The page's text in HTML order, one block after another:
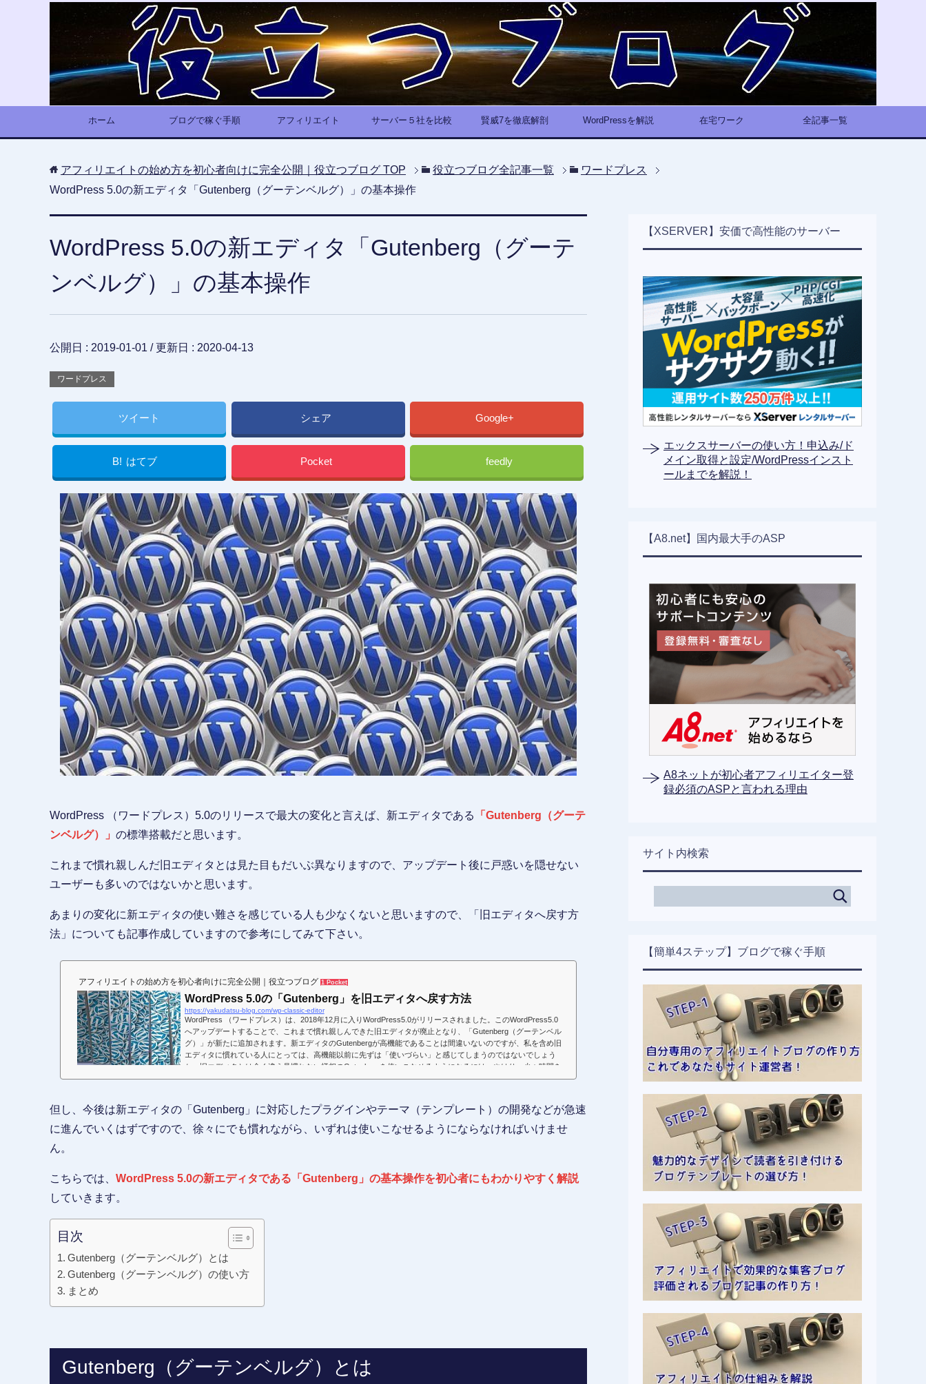
ホーム ブログで稼ぐ手順 アフィリエイト サーバー５社を比較 賢威7を徹底解剖 WordPressを解説 在宅ワーク 全記事一覧
アフィリエイトの始め方を初心者向けに完全公開｜役立つブログ TOP 役立つブログ全記事一覧
ワードプレス
WordPress 5.0の新エディタ「Gutenberg（グーテンベルグ）」の基本操作
WordPress 5.0の新エディタ「Gutenberg（グーテ
ンベルグ）」の基本操作
公開日 : 2019-01-01 / 更新日 : 2020-04-13
ワードプレス
ツイート シェア Google+
B! はてブ Pocket feedly
WordPress （ワードプレス）5.0のリリースで最大の変化と言えば、新エディタである
「Gutenberg（グーテ
ンベルグ）」 の標準搭載だと思います。
これまで慣れ親しんだ旧エディタとは見た目もだいぶ異なりますので、アップデート後に戸惑いを隠せない
ユーザーも多いのではないかと思います。
あまりの変化に新エディタの使い難さを感じている人も少なくないと思いますので、「旧エディタへ戻す方
法」についても記事作成していますので参考にしてみて下さい。
アフィリエイトの始め方を初心者向けに完全公開｜役立つブログ 1 Pocket
WordPress 5.0の「Gutenberg」を旧エディタへ戻す方法
https://yakudatsu-blog.com/wp-classic-editor
WordPress （ワードプレス）は、2018年12月に入りWordPress5.0がリリースされました。このWordPress5.0
へアップデートすることで、これまで慣れ親しんできた旧エディタが廃止となり、「Gutenberg（グーテンベル
グ）」が新たに追加されます。新エディタのGutenbergが高機能であることは間違いないのですが、私を含め旧
エディタに慣れている人にとっては、高機能以前に先ずは「使いづらい」と感じてしまうのではないでしょう
か。旧エディタとは全く違う見慣れない様相のGutenbergを使いこなせるようになるには、やはり、少々時間を
要する...
但し、今後は新エディタの「Gutenberg」に対応したプラグインやテーマ（テンプレート）の開発などが急速
に進んでいくはずですので、徐々にでも慣れながら、いずれは使いこなせるようにならなければいけませ
ん。
こちらでは、 WordPress 5.0の新エディタである「Gutenberg」の基本操作を初心者にもわかりやすく解説
していきます。
目次
Gutenberg（グーテンベルグ）とは
Gutenberg（グーテンベルグ）の使い方
まとめ
Gutenberg（グーテンベルグ）とは
【XSERVER】安価で高性能のサーバー
エックスサーバーの使い方！申込み/ド
メイン取得と設定/WordPressインスト
ールまでを解説！
【A8.net】国内最大手のASP
A8ネットが初心者アフィリエイター登
録必須のASPと言われる理由
サイト内検索
【簡単4ステップ】ブログで稼ぐ手順